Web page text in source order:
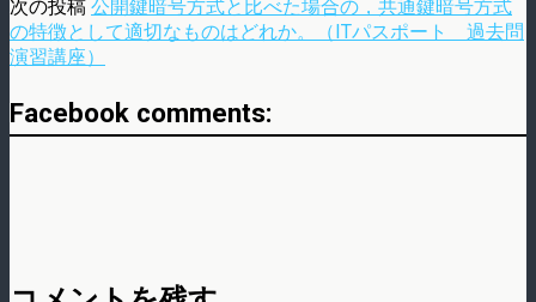
次の投稿 公開鍵暗号方式と比べた場合の，共通鍵暗号方式
の特徴として適切なものはどれか。（ITパスポート 過去問
演習講座）
Facebook comments: